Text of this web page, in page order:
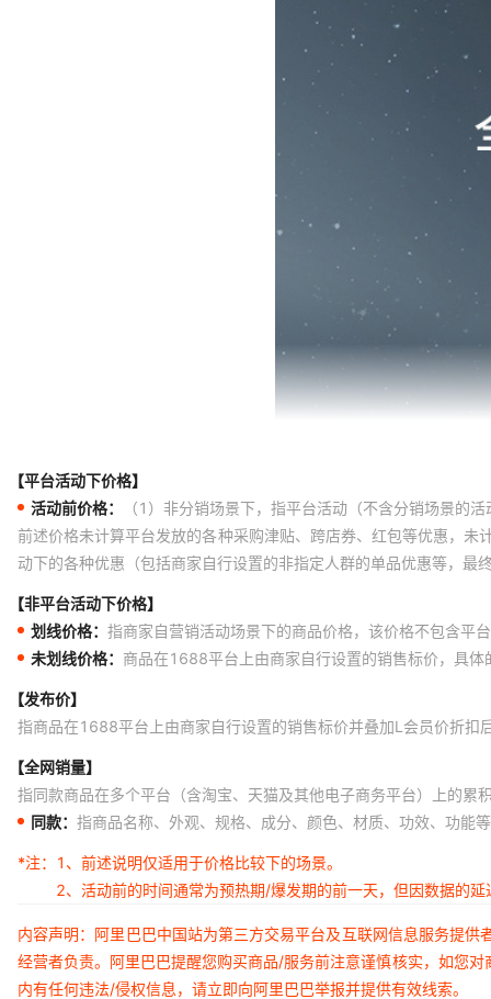
【平台活动下价格】
活动前价格：
（1）非分销场景下，指平台活动（不含分销场景的
前述价格未计算平台发放的各种采购津贴、跨店券、红包等优惠，
动下的各种优惠（包括商家自行设置的非指定人群的单品优惠等，
【非平台活动下价格】
划线价格： 指商家自营销活动场景下的商品价格，该价格不包含平
未划线价格： 商品在1688平台上由商家自行设置的销售标价，具
【发布价】
指商品在1688平台上由商家自行设置的销售标价并叠加L会员价折扣
【全网销量】
指同款商品在多个平台（含淘宝、天猫及其他电子商务平台）上的累
同款： 指商品名称、外观、规格、成分、颜色、材质、功效、功能
*注：
1、前述说明仅适用于价格比较下的场景。
2、活动前的时间通常为预热期/爆发期的前一天，但因数据的
内容声明：阿里巴巴中国站为第三方交易平台及互联网信息服务提
经营者负责。阿里巴巴提醒您购买商品/服务前注意谨慎核实，如您
内有任何违法/侵权信息，请立即向阿里巴巴举报并提供有效线索。